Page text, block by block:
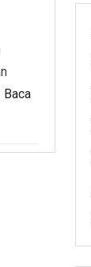
Baca